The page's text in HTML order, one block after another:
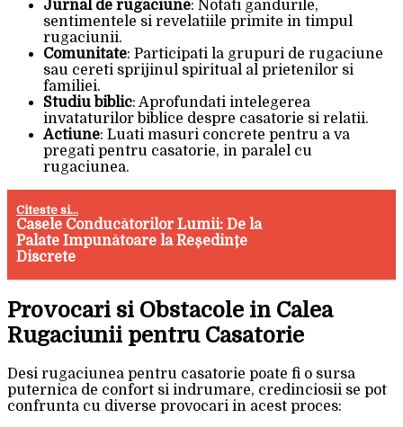
Jurnal de rugaciune: Notati gandurile,
sentimentele si revelatiile primite in timpul
rugaciunii.
Comunitate: Participati la grupuri de rugaciune
sau cereti sprijinul spiritual al prietenilor si
familiei.
Studiu biblic: Aprofundati intelegerea
invataturilor biblice despre casatorie si relatii.
Actiune: Luati masuri concrete pentru a va
pregati pentru casatorie, in paralel cu
rugaciunea.
Citeste si...
Casele Conducătorilor Lumii: De la
Palate Impunătoare la Reședințe
Discrete
Provocari si Obstacole in Calea
Rugaciunii pentru Casatorie
Desi rugaciunea pentru casatorie poate fi o sursa
puternica de confort si indrumare, credinciosii se pot
confrunta cu diverse provocari in acest proces: